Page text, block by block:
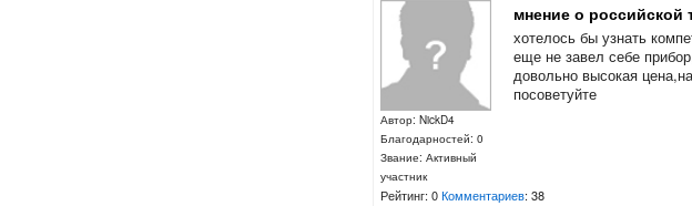
Автор: NickD4
Благодарностей: 0
Звание: Активный
участник
мнение о российской
хотелось бы узнать
еще не завел себе
довольно высокая
посоветуйте
Рейтинг: 0Комментариев: 38